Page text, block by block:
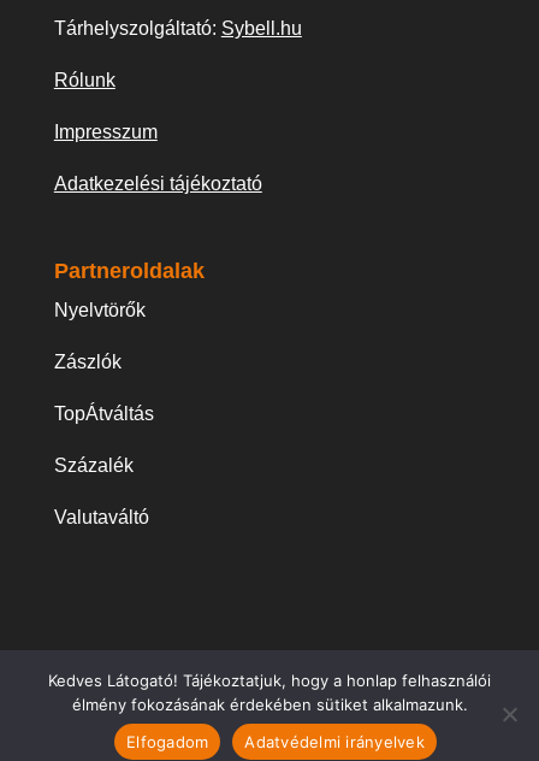
Tárhelyszolgáltató: Sybell.hu
Rólunk
Impresszum
Adatkezelési tájékoztató
Partneroldalak
Nyelvtörők
Zászlók
TopÁtváltás
Százalék
Valutaváltó
© 2026RövidViccek.hu- Legjobb rövid viccek
táháza: faviccek, Chuck Norris, székely, apa, Jean,
rendőr, Móricka viccek
Kedves Látogató! Tájékoztatjuk, hogy a honlap felhasználói
élmény fokozásának érdekében sütiket alkalmazunk.
Elfogadom
Adatvédelmi irányelvek